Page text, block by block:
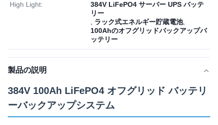
High Light:
384V LiFePO4 サーバー UPS バッテ
リー
ラック式エネルギー貯蔵電池,
100Ahのオフグリッドバックアップバ
ッテリー
製品の説明
384V 100Ah LiFePO4 オフグリッド バッテリ
ーバックアップシステム